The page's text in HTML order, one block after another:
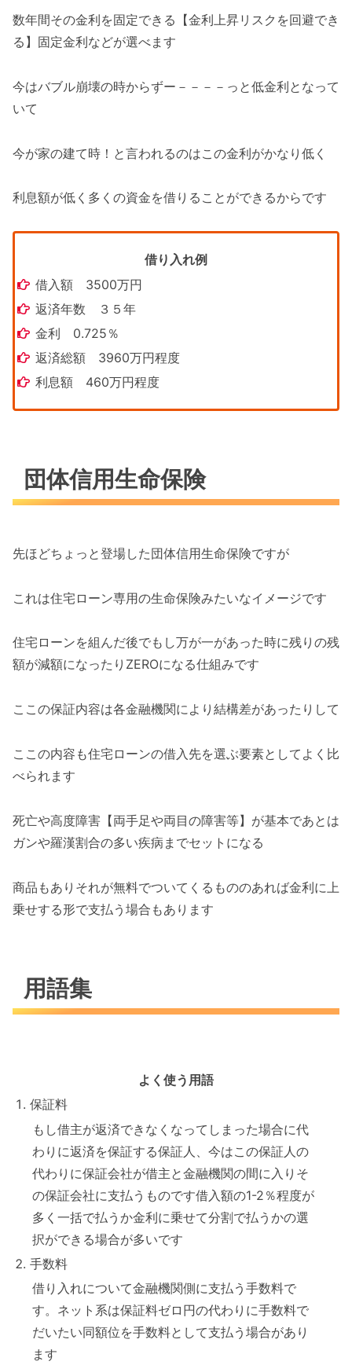
数年間その金利を固定できる【金利上昇リスクを回避でき
る】固定金利などが選べます
今はバブル崩壊の時からずー－－－－っと低金利となって
いて
今が家の建て時！と言われるのはこの金利がかなり低く
利息額が低く多くの資金を借りることができるからです
借り入れ例
借入額 3500万円
返済年数 ３５年
金利 0.725％
返済総額 3960万円程度
利息額 460万円程度
団体信用生命保険
先ほどちょっと登場した団体信用生命保険ですが
これは住宅ローン専用の生命保険みたいなイメージです
住宅ローンを組んだ後でもし万が一があった時に残りの残
額が減額になったりZEROになる仕組みです
ここの保証内容は各金融機関により結構差があったりして
ここの内容も住宅ローンの借入先を選ぶ要素としてよく比
べられます
死亡や高度障害【両手足や両目の障害等】が基本であとは
ガンや羅漢割合の多い疾病までセットになる
商品もありそれが無料でついてくるもののあれば金利に上
乗せする形で支払う場合もあります
用語集
よく使う用語
保証料
もし借主が返済できなくなってしまった場合に代
わりに返済を保証する保証人、今はこの保証人の
代わりに保証会社が借主と金融機関の間に入りそ
の保証会社に支払うものです借入額の1-2％程度が
多く一括で払うか金利に乗せて分割で払うかの選
択ができる場合が多いです
手数料
借り入れについて金融機関側に支払う手数料で
す。ネット系は保証料ゼロ円の代わりに手数料で
だいたい同額位を手数料として支払う場合があり
ます